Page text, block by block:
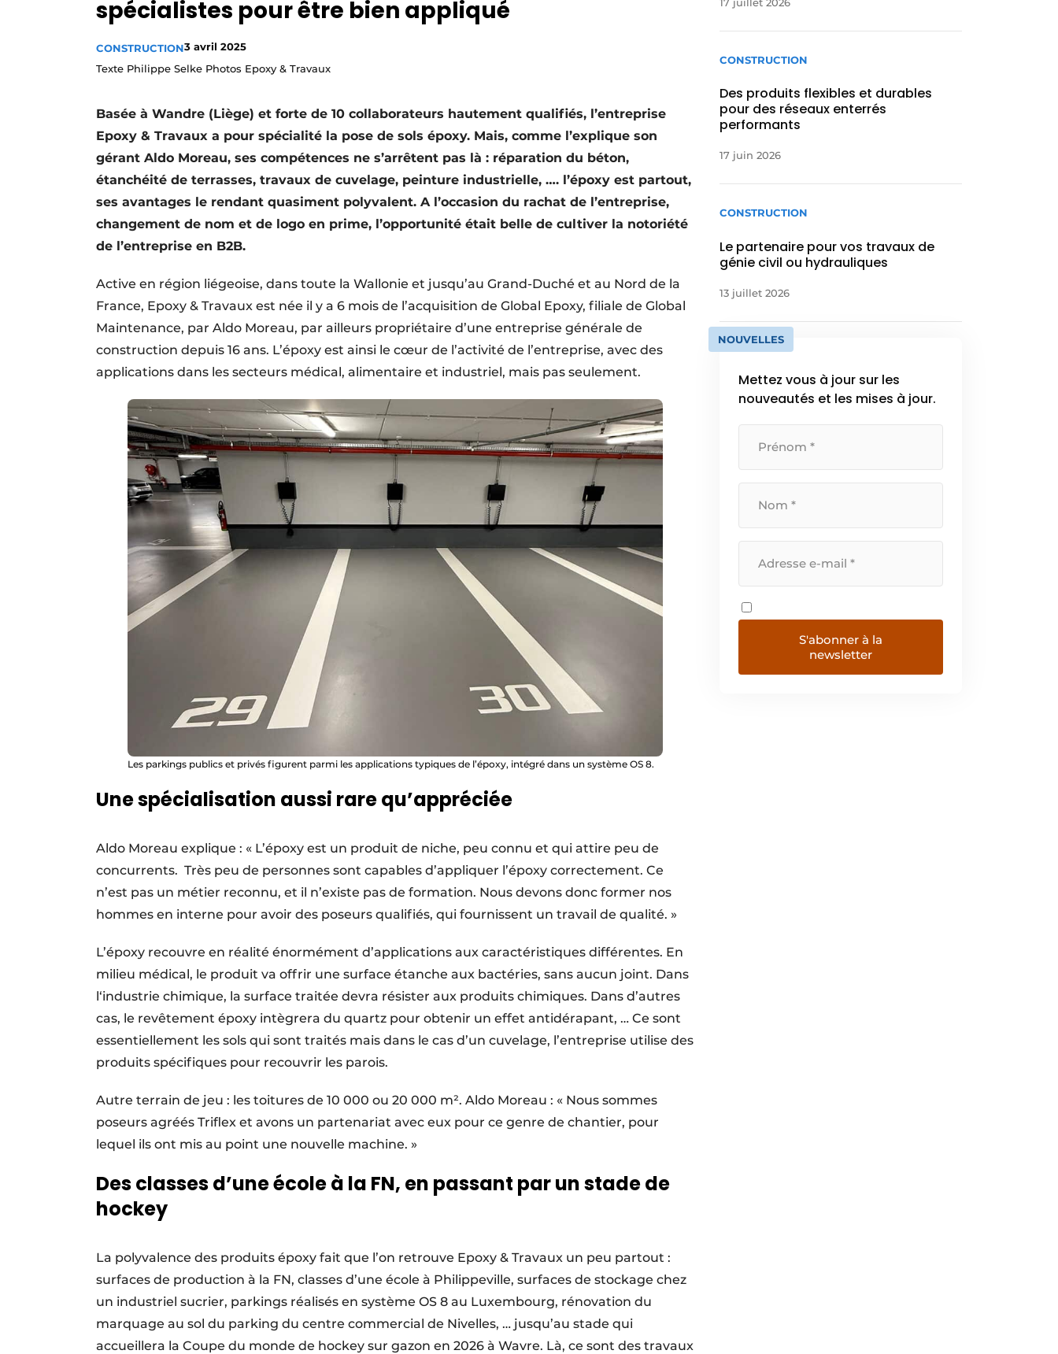
Termes et conditions
Video’s
spécialistes pour être bien appliqué
CONSTRUCTION3 avril 2025
Texte Philippe Selke Photos Epoxy & Travaux
Basée à Wandre (Liège) et forte de 10 collaborateurs hautement qualifiés, l’entreprise
Epoxy & Travaux a pour spécialité la pose de sols époxy. Mais, comme l’explique son
gérant Aldo Moreau, ses compétences ne s’arrêtent pas là : réparation du béton,
étanchéité de terrasses, travaux de cuvelage, peinture industrielle, …. l’époxy est partout,
ses avantages le rendant quasiment polyvalent. A l’occasion du rachat de l’entreprise,
changement de nom et de logo en prime, l’opportunité était belle de cultiver la notoriété
de l’entreprise en B2B.
Active en région liégeoise, dans toute la Wallonie et jusqu’au Grand-Duché et au Nord de la
France, Epoxy & Travaux est née il y a 6 mois de l’acquisition de Global Epoxy, filiale de Global
Maintenance, par Aldo Moreau, par ailleurs propriétaire d’une entreprise générale de
construction depuis 16 ans. L’époxy est ainsi le cœur de l’activité de l’entreprise, avec des
applications dans les secteurs médical, alimentaire et industriel, mais pas seulement.
Les parkings publics et privés figurent parmi les applications typiques de l’époxy, intégré dans un système OS 8.
Une spécialisation aussi rare qu’appréciée
Aldo Moreau explique : « L’époxy est un produit de niche, peu connu et qui attire peu de
concurrents. Très peu de personnes sont capables d’appliquer l’époxy correctement. Ce
n’est pas un métier reconnu, et il n’existe pas de formation. Nous devons donc former nos
hommes en interne pour avoir des poseurs qualifiés, qui fournissent un travail de qualité. »
L’époxy recouvre en réalité énor­mément d’applications aux caractéris­tiques différentes. En
milieu médical, le produit va offrir une surface étanche aux bactéries, sans aucun joint. Dans
l‘industrie chimique, la surface traitée devra résister aux produits chimiques. Dans d’autres
cas, le revête­ment époxy intègrera du quartz pour obtenir un effet antidérapant, … Ce sont
essen­tielle­ment les sols qui sont traités mais dans le cas d’un cuvelage, l’entreprise utilise des
produits spécifiques pour recouvrir les parois.
Autre terrain de jeu : les toitures de 10 000 ou 20 000 m². Aldo Moreau : « Nous sommes
poseurs agréés Triflex et avons un partenariat avec eux pour ce genre de chantier, pour
lequel ils ont mis au point une nouvelle machine. »
Des classes d’une école à la FN, en passant par un stade de
hockey
La polyvalence des produits époxy fait que l’on retrouve Epoxy & Travaux un peu partout :
surfaces de production à la FN, classes d’une école à Philippeville, surfaces de stockage chez
un industriel sucrier, parkings réalisés en système OS 8 au Luxembourg, rénovation du
marquage au sol du parking du centre commercial de Nivelles, … jusqu’au stade qui
accueillera la Coupe du monde de hockey sur gazon en 2026 à Wavre. Là, ce sont des travaux
CONSTRUCTION
Des produits flexibles et durables
pour des réseaux enterrés
performants
17 juin 2026
CONSTRUCTION
Le partenaire pour vos travaux de
génie civil ou hydrauliques
13 juillet 2026
NOUVELLES
Mettez vous à jour sur les
nouveautés et les mises à jour.
S'abonner à la
newsletter